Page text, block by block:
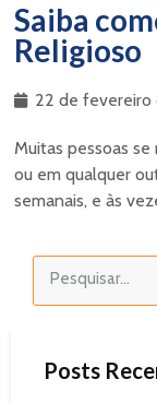
Saiba
Religioso
22 de
Muitas pessoas
ou em qualquer
semanais, e às
Posts